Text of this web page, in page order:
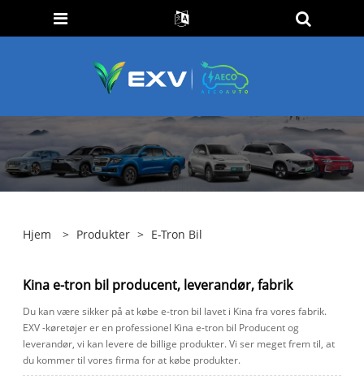
Hjem > Produkter > E-Tron Bil
Kina e-tron bil producent, leverandør, fabrik
Du kan være sikker på at købe e-tron bil lavet i Kina fra vores fabrik.
EXV -køretøjer er en professionel Kina e-tron bil Producent og
leverandør, vi kan levere de billige produkter. Vi ser meget frem til, at
du kommer til vores firma for at købe produkter.